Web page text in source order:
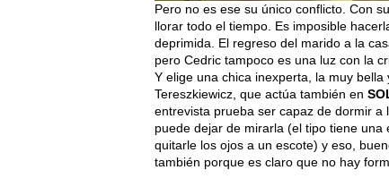
Pero no es ese su único conflicto. Con
llorar todo el tiempo. Es imposible
deprimida. El regreso del marido a la
pero Cedric tampoco es una luz con la
Y elige una chica inexperta, la muy
Tereszkiewicz, que actúa también en
entrevista prueba ser capaz de dormir
puede dejar de mirarla (el tipo tiene
quitarle los ojos a un escote) y eso,
también porque es claro que no hay